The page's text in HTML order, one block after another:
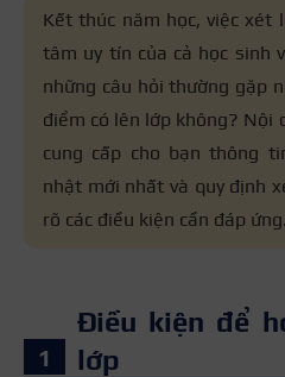
nối mi, trang
viết được xây
đào tạo và
thực tế,
thường xuyên
xác.
Kết thúc năm học, việc xét
tâm uy tín của cả học sinh
những câu hỏi thường gặp
điểm có lên lớp không? Nội
cung cấp cho bạn thông
nhật mới nhất và quy định
rõ các điều kiện cần đáp ứng.
Điều kiện để
lớp